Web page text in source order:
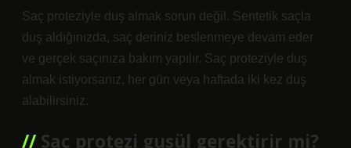
Saç proteziyle duş almak sorun değil. Sentetik saçla
duş aldığınızda, saç deriniz beslenmeye devam eder
ve gerçek saçınıza bakım yapılır. Saç proteziyle duş
almak istiyorsanız, her gün veya haftada iki kez duş
alabilirsiniz.
Saç protezi gusül gerektirir mi?